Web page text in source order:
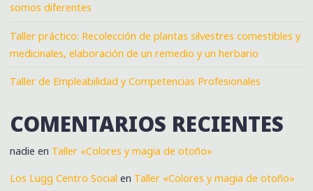
somos diferentes
Taller práctico: Recolección de plantas silvestres comestibles y
medicinales, elaboración de un remedio y un herbario
Taller de Empleabilidad y Competencias Profesionales
COMENTARIOS RECIENTES
nadie en Taller «Colores y magia de otoño»
Los Lugg Centro Social en Taller «Colores y magia de otoño»